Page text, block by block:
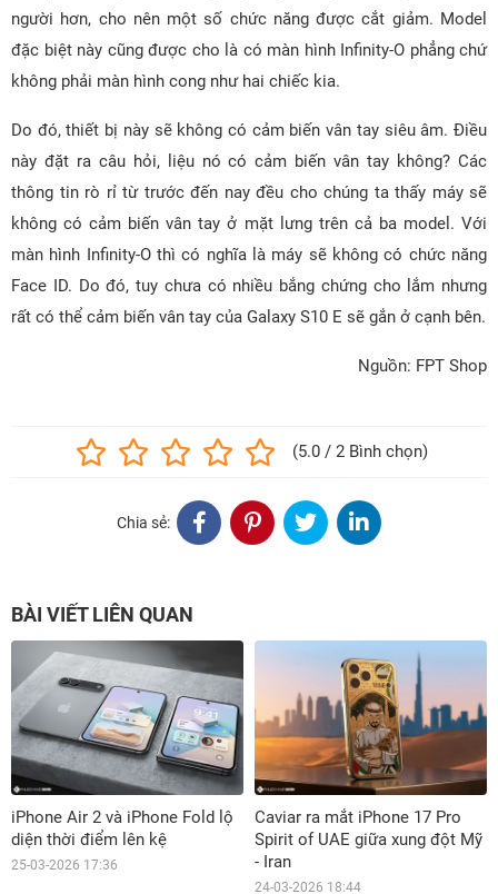
người hơn, cho nên một số chức năng được cắt giảm. Model
đặc biệt này cũng được cho là có màn hình Infinity-O phẳng chứ
không phải màn hình cong như hai chiếc kia.
Do đó, thiết bị này sẽ không có cảm biến vân tay siêu âm. Điều
này đặt ra câu hỏi, liệu nó có cảm biến vân tay không? Các
thông tin rò rỉ từ trước đến nay đều cho chúng ta thấy máy sẽ
không có cảm biến vân tay ở mặt lưng trên cả ba model. Với
màn hình Infinity-O thì có nghĩa là máy sẽ không có chức năng
Face ID. Do đó, tuy chưa có nhiều bắng chứng cho lắm nhưng
rất có thể cảm biến vân tay của Galaxy S10 E sẽ gắn ở cạnh bên.
Nguồn: FPT Shop
(5.0 / 2 Bình chọn)
Chia sẻ:
BÀI VIẾT LIÊN QUAN
iPhone Air 2 và iPhone Fold lộ
diện thời điểm lên kệ
25-03-2026 17:36
Caviar ra mắt iPhone 17 Pro
Spirit of UAE giữa xung đột Mỹ
- Iran
24-03-2026 18:44